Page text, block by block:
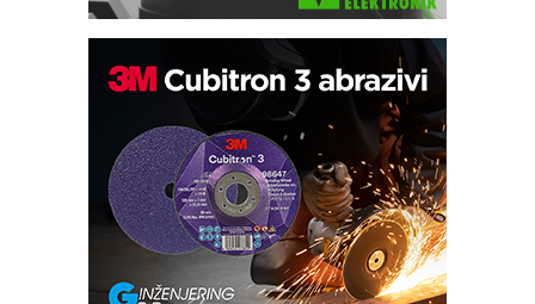
Automatizacija pakovanja · Display
(Shelf-Ready) omotnice
Potpuna efikasnost bez složenih
sistema
Trajna oznaka kao dugoročna korist
Bezbednost na prvom mestu!